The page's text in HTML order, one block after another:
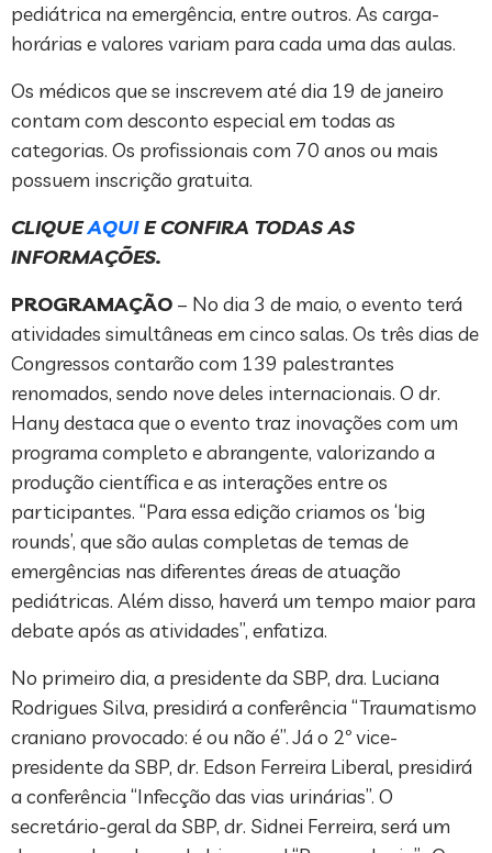
pediátrica na emergência, entre outros. As carga-
horárias e valores variam para cada uma das aulas.
Os médicos que se inscrevem até dia 19 de janeiro
contam com desconto especial em todas as
categorias. Os profissionais com 70 anos ou mais
possuem inscrição gratuita.
CLIQUEAQUIE CONFIRA TODAS AS
INFORMAÇÕES.
PROGRAMAÇÃO – No dia 3 de maio, o evento terá
atividades simultâneas em cinco salas. Os três dias de
Congressos contarão com 139 palestrantes
renomados, sendo nove deles internacionais. O dr.
Hany destaca que o evento traz inovações com um
programa completo e abrangente, valorizando a
produção científica e as interações entre os
participantes. “Para essa edição criamos os ‘big
rounds’, que são aulas completas de temas de
emergências nas diferentes áreas de atuação
pediátricas. Além disso, haverá um tempo maior para
debate após as atividades”, enfatiza.
No primeiro dia, a presidente da SBP, dra. Luciana
Rodrigues Silva, presidirá a conferência “Traumatismo
craniano provocado: é ou não é”. Já o 2º vice-
presidente da SBP, dr. Edson Ferreira Liberal, presidirá
a conferência “Infecção das vias urinárias”. O
secretário-geral da SBP, dr. Sidnei Ferreira, será um